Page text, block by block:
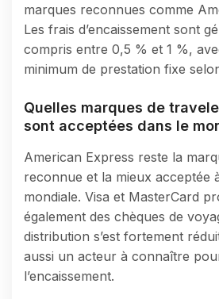
marques reconnues comme
Les frais d’encaissement sont
compris entre 0,5 % et 1 %,
minimum de prestation fixe
Quelles marques de
sont acceptées dans le
American Express reste la
reconnue et la mieux acceptée
mondiale. Visa et MasterCard
également des chèques de
distribution s’est fortement
aussi un acteur à connaître
l’encaissement.